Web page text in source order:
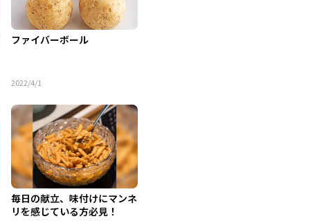
ファイバーボール
2022/4/1
毎日の献立、味付けにマンネ
リを感じている方必見！